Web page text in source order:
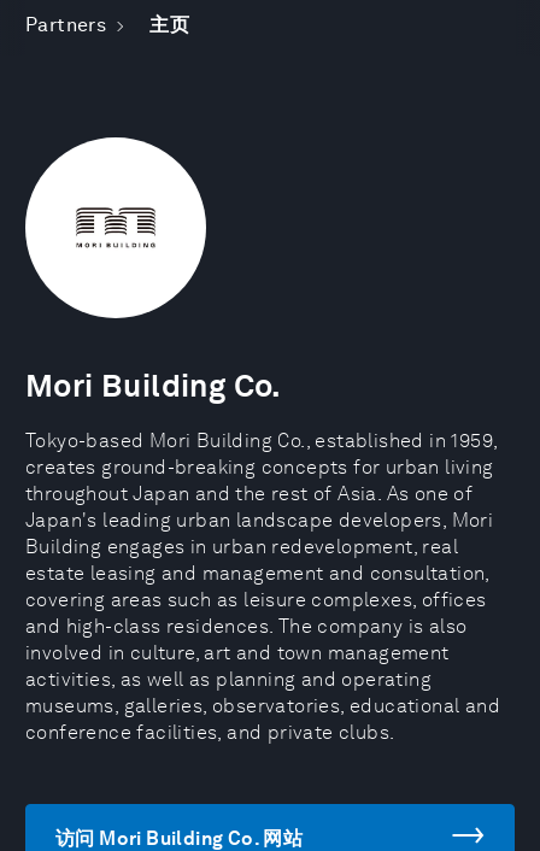
Partners 主页
Mori Building Co.
Tokyo-based Mori Building Co., established in 1959,
creates ground-breaking concepts for urban living
throughout Japan and the rest of Asia. As one of
Japan's leading urban landscape developers, Mori
Building engages in urban redevelopment, real
estate leasing and management and consultation,
covering areas such as leisure complexes, offices
and high-class residences. The company is also
involved in culture, art and town management
activities, as well as planning and operating
museums, galleries, observatories, educational and
conference facilities, and private clubs.
访问 Mori Building Co. 网站